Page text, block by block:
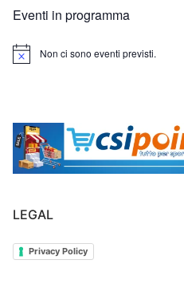
Eventi in programma
Notice Non ci sono eventi previsti.
LEGAL
Privacy Policy